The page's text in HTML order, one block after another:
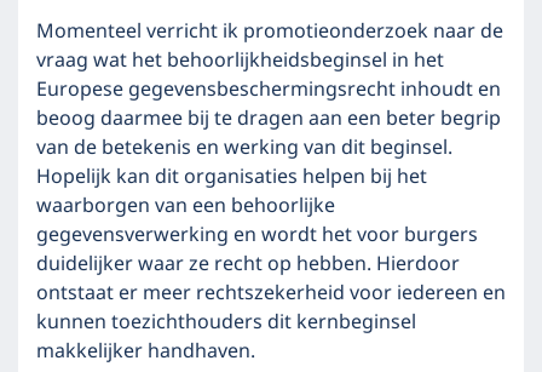
Momenteel verricht ik promotieonderzoek naar de
vraag wat het behoorlijkheidsbeginsel in het
Europese gegevensbeschermingsrecht inhoudt en
beoog daarmee bij te dragen aan een beter begrip
van de betekenis en werking van dit beginsel.
Hopelijk kan dit organisaties helpen bij het
waarborgen van een behoorlijke
gegevensverwerking en wordt het voor burgers
duidelijker waar ze recht op hebben. Hierdoor
ontstaat er meer rechtszekerheid voor iedereen en
kunnen toezichthouders dit kernbeginsel
makkelijker handhaven.